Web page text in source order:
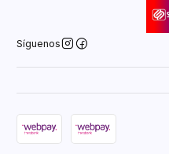
Síguenos